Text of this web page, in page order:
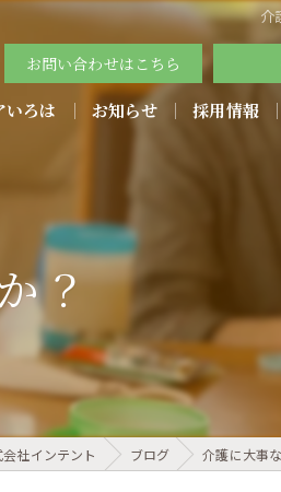
介
お問い合わせはこちら
いろは お知らせ 採用情報
？
社インテント ブログ 介護に大事